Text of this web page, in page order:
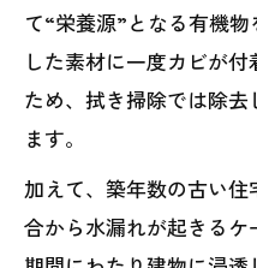
て“栄養源”となる有機
した素材に一度カビが
ため、拭き掃除では除
ます。
加えて、築年数の古い
合から水漏れが起きる